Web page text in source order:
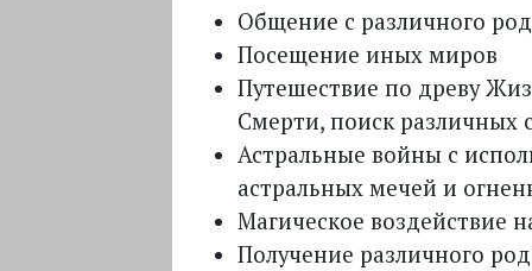
Общение с различного
Посещение иных миров
Путешествие по древу
Смерти, поиск различных
Астральные войны с
астральных мечей и
Магическое воздействие
Получение различного